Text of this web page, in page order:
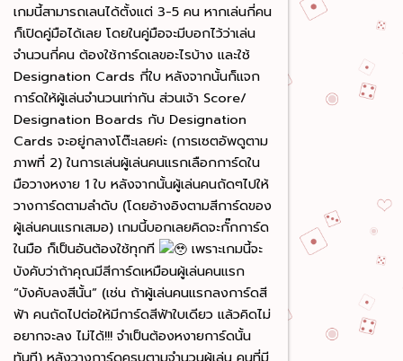
เกมนี้สามารถเลนได้ตั้งแต่ 3-5 คน หากเล่นกี่คน
ก็เปิดคู่มือได้เลย โดยในคู่มือจะมีบอกไว้ว่าเล่น
จำนวนกี่คน ต้องใช้การ์ดเลขอะไรบ้าง และใช้
Designation Cards กี่ใบ หลังจากนั้นก็แจก
การ์ดให้ผู้เล่นจำนวนเท่ากัน ส่วนเจ้า Score/
Designation Boards กับ Designation
Cards จะอยู่กลางโต๊ะเลยค่ะ (การเซตอัพดูตาม
ภาพที่ 2) ในการเล่นผู้เล่นคนแรกเลือกการ์ดใน
มือวางหงาย 1 ใบ หลังจากนั้นผู้เล่นคนถัดๆไปให้
วางการ์ดตามลำดับ (โดยอ้างอิงตามสีการ์ดของ
ผู้เล่นคนแรกเสมอ) เกมนี้บอกเลยคิดจะกั๊กการ์ด
ในมือ ก็เป็นอันต้องใช้ทุกที
เพราะเกมนี้จะ
บังคับว่าถ้าคุณมีสีการ์ดเหมือนผู้เล่นคนแรก
“บังคับลงสีนั้น” (เช่น ถ้าผู้เล่นคนแรกลงการ์ดสี
ฟ้า คนถัดไปต่อให้มีการ์ดสีฟ้าใบเดียว แล้วคิดไม่
อยากจะลง ไม่ได้!!! จำเป็นต้องหงายการ์ดนั้น